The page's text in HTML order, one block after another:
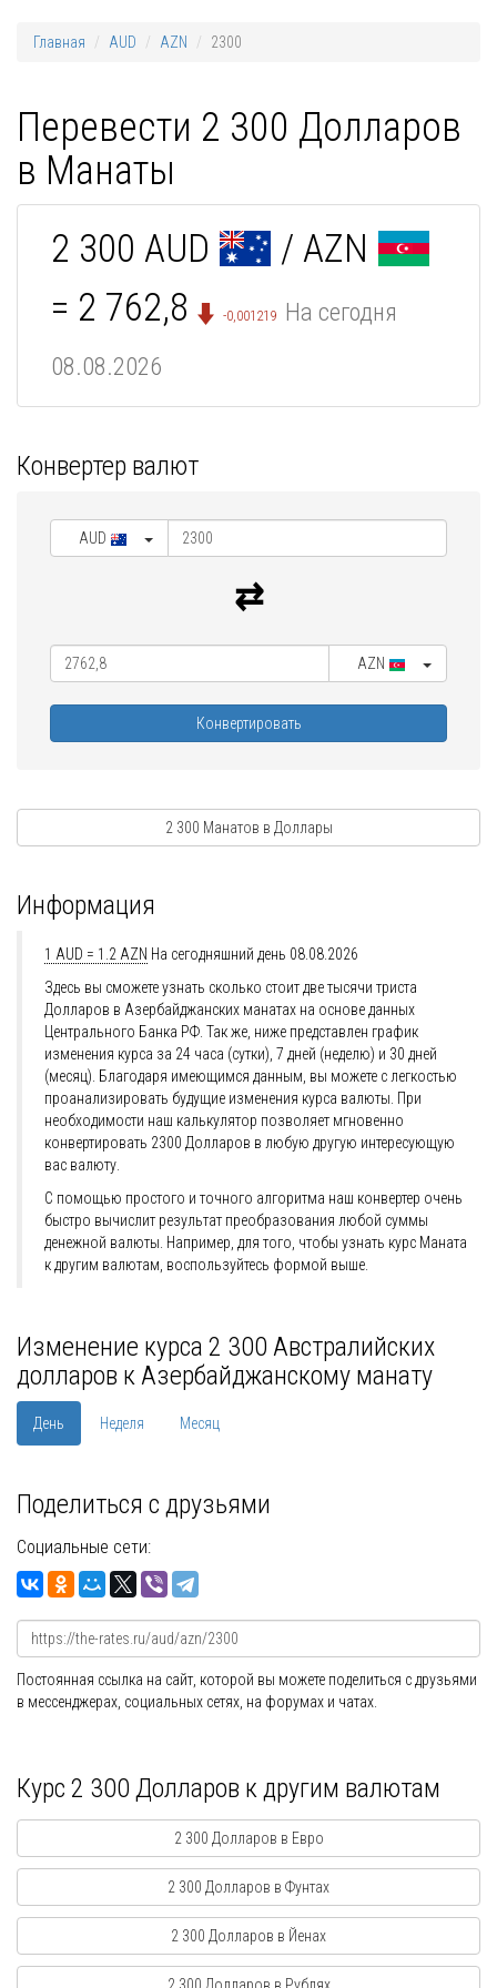
Главная AUD AZN 2300
Перевести 2 300 Долларов
в Манаты
2 300 AUD
/ AZN
= 2 762,8
-0,001219 На сегодня
08.08.2026
Конвертер валют
AUD
AZN
Конвертировать
2 300 Манатов в Доллары
Информация
1 AUD = 1.2 AZN На сегодняшний день 08.08.2026
Здесь вы сможете узнать сколько стоит две тысячи триста
Долларов в Азербайджанских манатах на основе данных
Центрального Банка РФ. Так же, ниже представлен график
изменения курса за 24 часа (сутки), 7 дней (неделю) и 30 дней
(месяц). Благодаря имеющимся данным, вы можете с легкостью
проанализировать будущие изменения курса валюты. При
необходимости наш калькулятор позволяет мгновенно
конвертировать 2300 Долларов в любую другую интересующую
вас валюту.
С помощью простого и точного алгоритма наш конвертер очень
быстро вычислит результат преобразования любой суммы
денежной валюты. Например, для того, чтобы узнать курс Маната
к другим валютам, воспользуйтесь формой выше.
Изменение курса 2 300 Австралийских
долларов к Азербайджанскому манату
День Неделя Месяц
Поделиться с друзьями
Социальные сети:
Постоянная ссылка на сайт, которой вы можете поделиться с друзьями
в мессенджерах, социальных сетях, на форумах и чатах.
Курс 2 300 Долларов к другим валютам
2 300 Долларов в Евро
2 300 Долларов в Фунтах
2 300 Долларов в Йенах